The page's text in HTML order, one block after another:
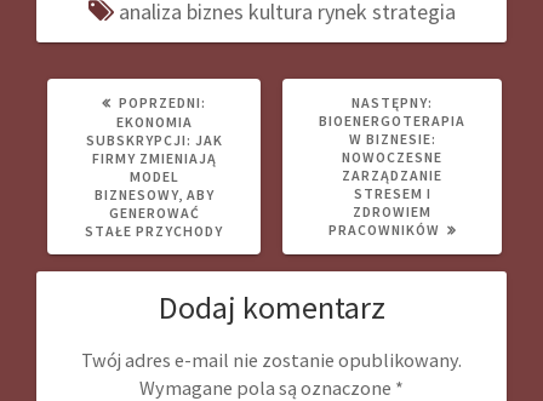
analiza biznes kultura rynek strategia
POPRZEDNI:
EKONOMIA
SUBSKRYPCJI: JAK
FIRMY ZMIENIAJĄ
MODEL
BIZNESOWY, ABY
GENEROWAĆ
STAŁE PRZYCHODY
NASTĘPNY:
WPIS:
BIOENERGOTERAPIA
W BIZNESIE:
NOWOCZESNE
ZARZĄDZANIE
STRESEM I
ZDROWIEM
PRACOWNIKÓW
Dodaj komentarz
Twój adres e-mail nie zostanie opublikowany.
Wymagane pola są oznaczone *